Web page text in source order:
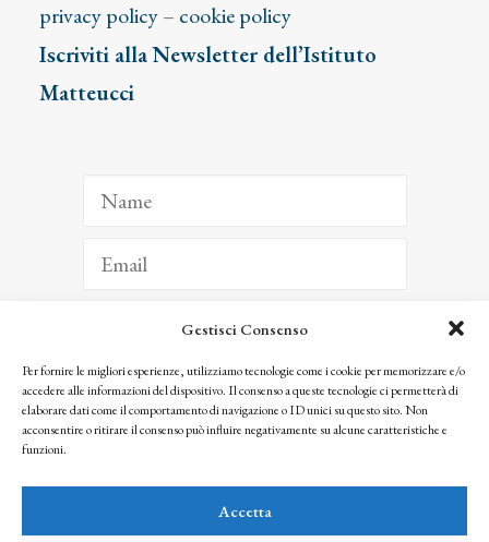
Gestisci Consenso
Per fornire le migliori esperienze, utilizziamo tecnologie come i cookie per memorizzare e/o
accedere alle informazioni del dispositivo. Il consenso a queste tecnologie ci permetterà di
elaborare dati come il comportamento di navigazione o ID unici su questo sito. Non
acconsentire o ritirare il consenso può influire negativamente su alcune caratteristiche e
funzioni.
Accetta
privacy policy– cookie policy
Iscriviti alla Newsletter dell’Istituto
Matteucci
ISCRIVITI
Facendo clic per iscriverti, riconosci che le tue informazioni saranno trattate
seguendo la nostra Privacy Policy
© 2025 Istituto Matteucci. All right reserved
l’autorizzazione scritta dei proprietari dei diritti e dell’Istituto Matteucci